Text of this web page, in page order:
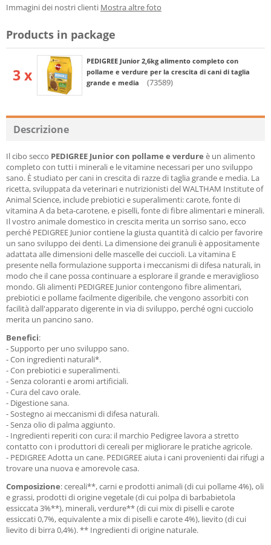
Immagini dei nostri clienti Mostra altre foto
Products in package
3 x
PEDIGREE Junior 2,6kg alimento completo con
pollame e verdure per la crescita di cani di taglia
grande e media
(73589)
Descrizione
Il cibo secco PEDIGREE Junior con pollame e verdure è un alimento
completo con tutti i minerali e le vitamine necessari per uno sviluppo
sano. È studiato per cani in crescita di razze di taglia grande e media. La
ricetta, sviluppata da veterinari e nutrizionisti del WALTHAM Institute of
Animal Science, include prebiotici e superalimenti: carote, fonte di
vitamina A da beta-carotene, e piselli, fonte di fibre alimentari e minerali.
Il vostro animale domestico in crescita merita un sorriso sano, ecco
perché PEDIGREE Junior contiene la giusta quantità di calcio per favorire
un sano sviluppo dei denti. La dimensione dei granuli è appositamente
adattata alle dimensioni delle mascelle dei cuccioli. La vitamina E
presente nella formulazione supporta i meccanismi di difesa naturali, in
modo che il cane possa continuare a esplorare il grande e meraviglioso
mondo. Gli alimenti PEDIGREE Junior contengono fibre alimentari,
prebiotici e pollame facilmente digeribile, che vengono assorbiti con
facilità dall'apparato digerente in via di sviluppo, perché ogni cucciolo
merita un pancino sano.
Benefici:
- Supporto per uno sviluppo sano.
- Con ingredienti naturali*.
- Con prebiotici e superalimenti.
- Senza coloranti e aromi artificiali.
- Cura del cavo orale.
- Digestione sana.
- Sostegno ai meccanismi di difesa naturali.
- Senza olio di palma aggiunto.
- Ingredienti reperiti con cura: il marchio Pedigree lavora a stretto
contatto con i produttori di cereali per migliorare le pratiche agricole.
- PEDIGREE Adotta un cane. PEDIGREE aiuta i cani provenienti dai rifugi a
trovare una nuova e amorevole casa.
Composizione: cereali**, carni e prodotti animali (di cui pollame 4%), oli
e grassi, prodotti di origine vegetale (di cui polpa di barbabietola
essiccata 3%**), minerali, verdure** (di cui mix di piselli e carote
essiccati 0,7%, equivalente a mix di piselli e carote 4%), lievito (di cui
lievito di birra 0,4%). ** Ingredienti di origine naturale.